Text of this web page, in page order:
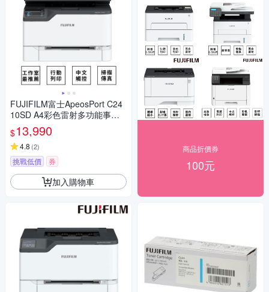
FUJIFILM富士ApeosPort C24
10SD A4彩色雷射多功能事務
複合機
$13,990
4.8 (2)
挑戰低價 券
加入購物車
商品折價券
100元